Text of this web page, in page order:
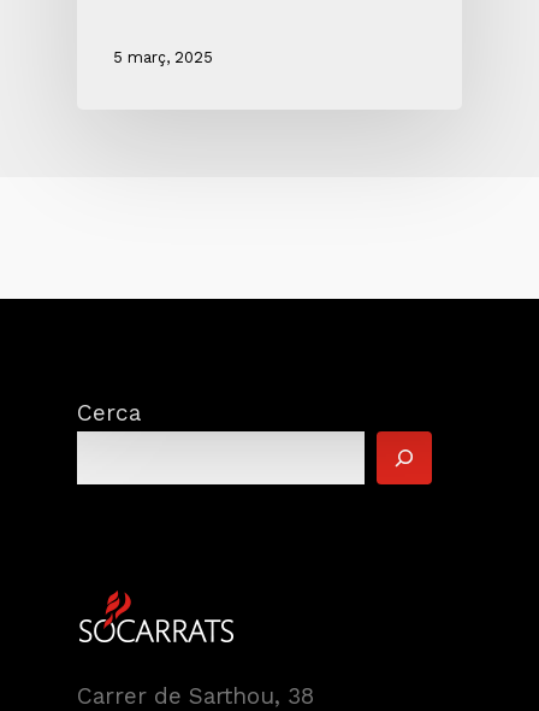
5 març, 2025
Cerca
Carrer de Sarthou, 38